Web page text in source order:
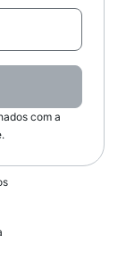
com a